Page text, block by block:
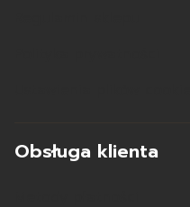
Obsługa klienta